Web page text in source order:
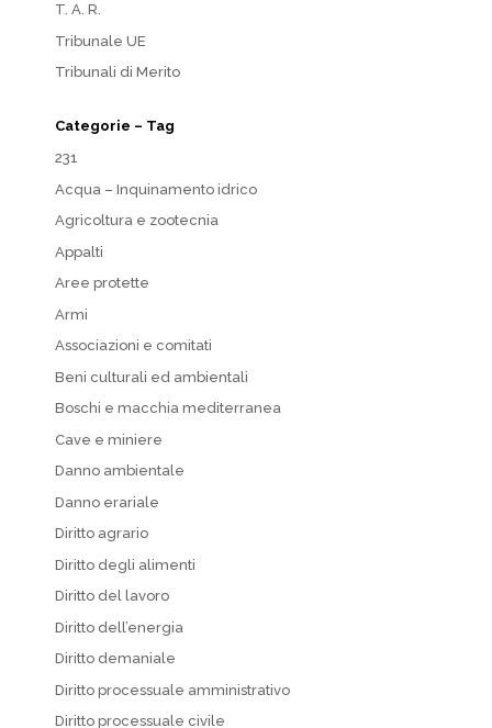
T. A. R.
Tribunale UE
Tribunali di Merito
Categorie – Tag
231
Acqua – Inquinamento idrico
Agricoltura e zootecnia
Appalti
Aree protette
Armi
Associazioni e comitati
Beni culturali ed ambientali
Boschi e macchia mediterranea
Cave e miniere
Danno ambientale
Danno erariale
Diritto agrario
Diritto degli alimenti
Diritto del lavoro
Diritto dell’energia
Diritto demaniale
Diritto processuale amministrativo
Diritto processuale civile